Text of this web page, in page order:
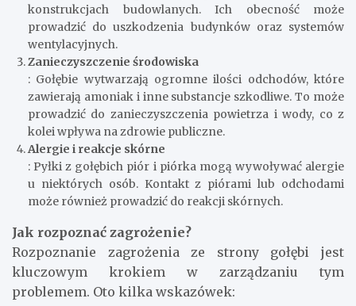
konstrukcjach budowlanych. Ich obecność może
prowadzić do uszkodzenia budynków oraz systemów
wentylacyjnych.
Zanieczyszczenie środowiska
: Gołębie wytwarzają ogromne ilości odchodów, które
zawierają amoniak i inne substancje szkodliwe. To może
prowadzić do zanieczyszczenia powietrza i wody, co z
kolei wpływa na zdrowie publiczne.
Alergie i reakcje skórne
: Pyłki z gołębich piór i piórka mogą wywoływać alergie
u niektórych osób. Kontakt z piórami lub odchodami
może również prowadzić do reakcji skórnych.
Jak rozpoznać zagrożenie?
Rozpoznanie zagrożenia ze strony gołębi jest
kluczowym krokiem w zarządzaniu tym
problemem. Oto kilka wskazówek: